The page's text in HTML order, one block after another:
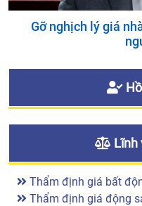
Gỡ nghịch lý giá
Hồ
Lĩnh
Thẩm định giá bất
Thẩm định giá động